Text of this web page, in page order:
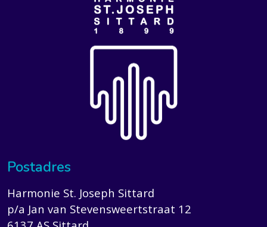
Postadres
Harmonie St. Joseph Sittard
p/a Jan van Stevensweertstraat 12